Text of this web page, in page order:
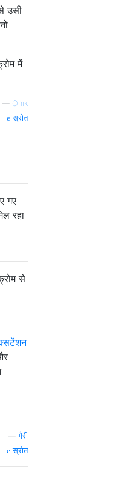
उसी
में
— Onik
स्रोत
गए
रहा
से
—गैरी
स्रोत